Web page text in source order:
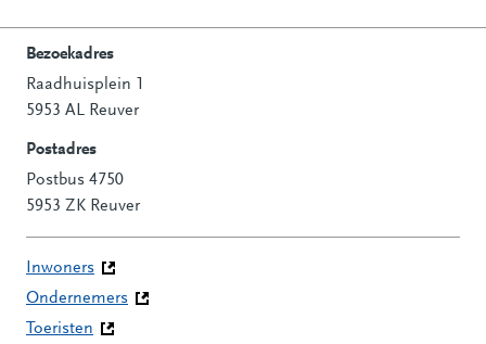
Contactinformatie
Bezoekadres
Raadhuisplein 1
5953 AL Reuver
Postadres
Postbus 4750
5953 ZK Reuver
Inwoners
Ondernemers
Toeristen